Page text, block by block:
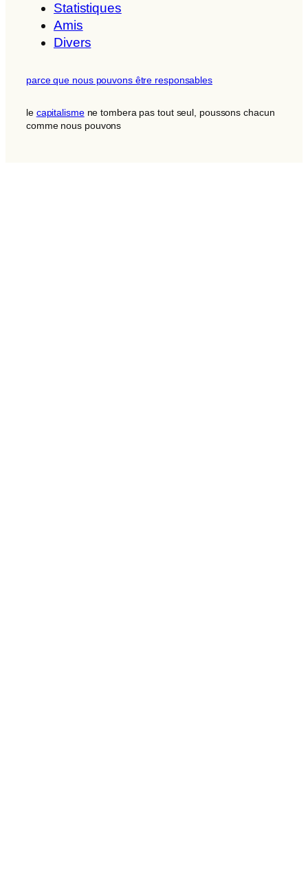
Statistiques
Amis
Divers
parce que nous pouvons être responsables
le capitalismene tombera pas tout seul, poussons chacun
comme nous pouvons